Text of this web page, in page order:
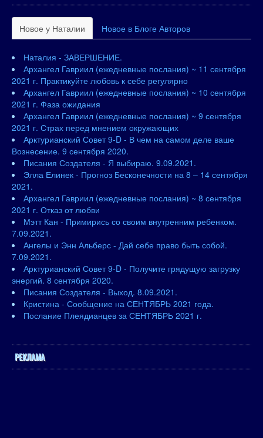
Новое у Наталии Новое в Блоге Авторов
Наталия - ЗАВЕРШЕНИЕ.
Архангел Гавриил (ежедневные послания) ~ 11 сентября
2021 г. Практикуйте любовь к себе регулярно
Архангел Гавриил (ежедневные послания) ~ 10 сентября
2021 г. Фаза ожидания
Архангел Гавриил (ежедневные послания) ~ 9 сентября
2021 г. Страх перед мнением окружающих
Арктурианский Совет 9-D - В чем на самом деле ваше
Вознесение. 9 сентября 2020.
Писания Создателя - Я выбираю. 9.09.2021.
Элла Елинек - Прогноз Бесконечности на 8 – 14 сентября
2021.
Архангел Гавриил (ежедневные послания) ~ 8 сентября
2021 г. Отказ от любви
Мэтт Кан - Примирись со своим внутренним ребенком.
7.09.2021.
Ангелы и Энн Альберс - Дай себе право быть собой.
7.09.2021.
Арктурианский Совет 9-D - Получите грядущую загрузку
энергий. 8 сентября 2020.
Писания Создателя - Выход. 8.09.2021.
Кристина - Сообщение на СЕНТЯБРЬ 2021 года.
Послание Плеядианцев за СЕНТЯБРЬ 2021 г.
РЕКЛАМА